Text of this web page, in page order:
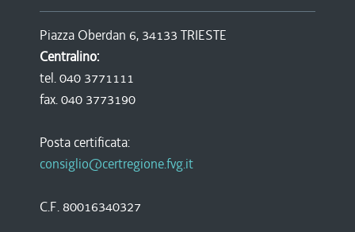
Piazza Oberdan 6, 34133 TRIESTE
Centralino:
tel. 040 3771111
fax. 040 3773190
Posta certificata:
consiglio@certregione.fvg.it
C.F. 80016340327